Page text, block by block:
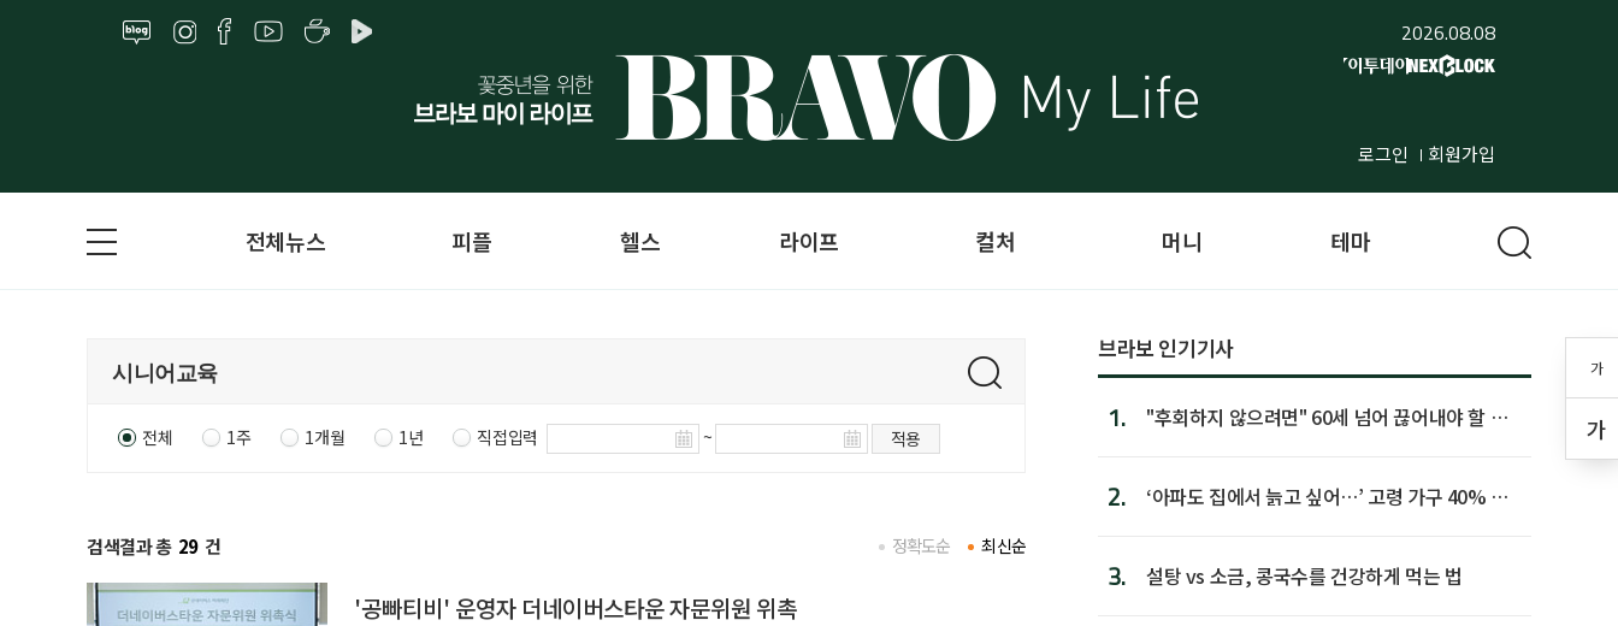
2026.08.08
로그인 회원가입
가
가
전체뉴스 피플 헬스 라이프 컬처 머니 테마
전체 1주 1개월 1년 직접입력 ~ 적용
검색결과 총 29 건 최신순
정확도순
'공빠티비' 운영자 더네이버스타운 자문위원 위촉
브라보 인기기사
1.
"후회하지 않으려면" 60세 넘어 끊어내야 할 사
2.
‘아파도 집에서 늙고 싶어…’ 고령 가구 40% 노
3. 설탕 vs 소금, 콩국수를 건강하게 먹는 법